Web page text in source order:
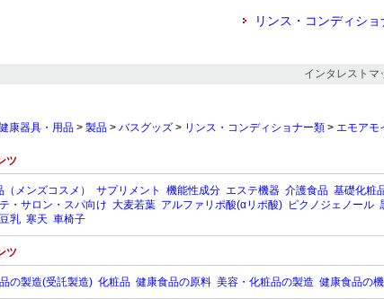
リンス・コンディシ
インタレストマ
康器具・用品 > 製品 > バスグッズ > リンス・コンディショナー類 > エモアモ
ツ
メンズコスメ） サプリメント 機能性成分 エステ機器 介護食品 基礎化粧
・サロン・スパ向け 大麦若葉 アルファリポ酸(αリポ酸) ピクノジェノール
豆乳 寒天 車椅子
ツ
の製造(受託製造) 化粧品 健康食品の原料 美容・化粧品の製造 健康食品の